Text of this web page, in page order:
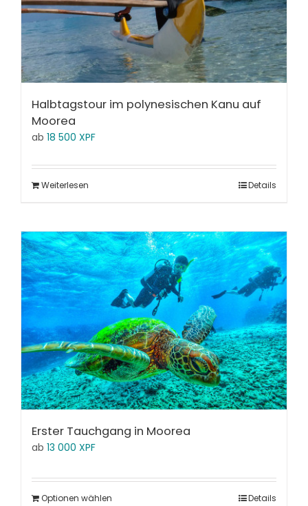
Halbtagstour im polynesischen Kanu auf
Moorea
ab 18 500 XPF
Weiterlesen Details
Erster Tauchgang in Moorea
ab 13 000 XPF
Optionen wählen Details